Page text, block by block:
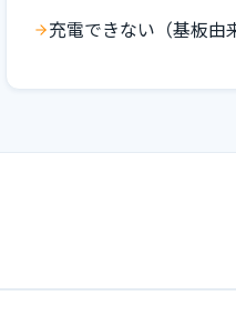
充電できない（基板由